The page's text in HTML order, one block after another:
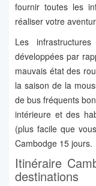
fournir toutes les
réaliser votre
Les
développées par
mauvais état des
la saison de la
de bus fréquents
intérieure et des
(plus facile que
Cambodge 15 jours.
Itinéraire
destinations